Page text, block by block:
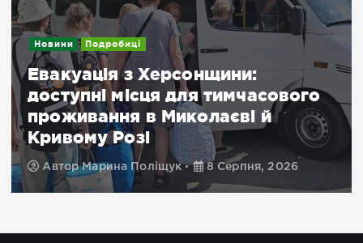
Новини Подробиці
Евакуація з Херсонщини:
доступні місця для тимчасового
проживання в Миколаєві й
Кривому Розі
АвторМарина Поліщук 8 Серпня, 2026